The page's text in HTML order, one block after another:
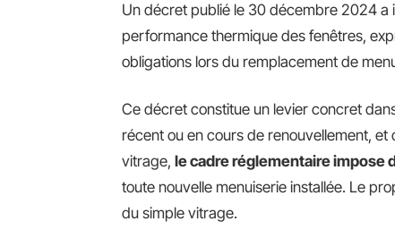
Un décret publié le 30 décembre 2024 a
performance thermique des fenêtres,
obligations lors du remplacement de
Ce décret constitue un levier concret
récent ou en cours de renouvellement,
vitrage, le cadre réglementaire impose
toute nouvelle menuiserie installée. Le
du simple vitrage.